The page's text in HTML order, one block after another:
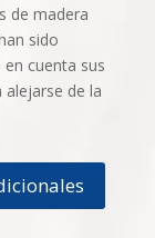
de madera
sido
cuenta sus
alejarse de la